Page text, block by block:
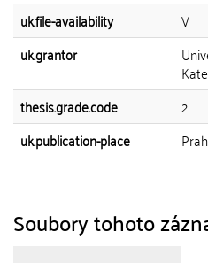
uk.file-availability
V
uk.grantor
thesis.grade.code
2
uk.publication-place
Soubory tohoto